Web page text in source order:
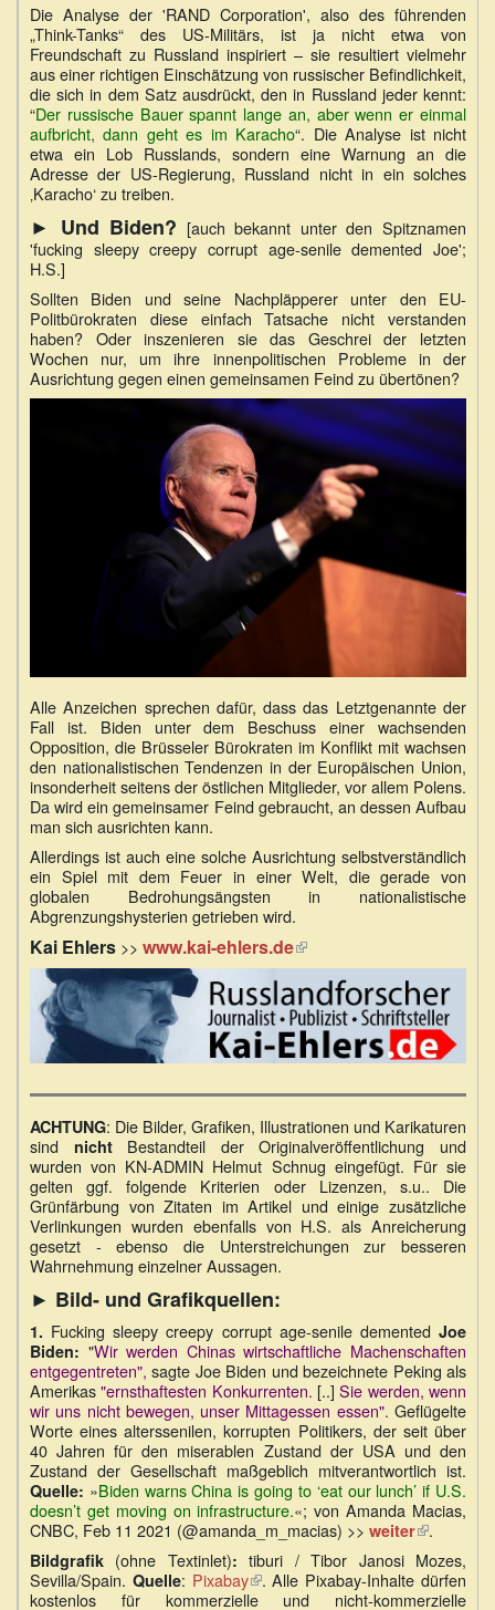
Die Analyse der 'RAND Corporation', also des führenden
„Think-Tanks“ des US-Militärs, ist ja nicht etwa von
Freundschaft zu Russland inspiriert – sie resultiert vielmehr
aus einer richtigen Einschätzung von russischer Befindlichkeit,
die sich in dem Satz ausdrückt, den in Russland jeder kennt:
“Der russische Bauer spannt lange an, aber wenn er einmal
aufbricht, dann geht es im Karacho“. Die Analyse ist nicht
etwa ein Lob Russlands, sondern eine Warnung an die
Adresse der US-Regierung, Russland nicht in ein solches
‚Karacho‘ zu treiben.
► Und Biden? [auch bekannt unter den Spitznamen
'fucking sleepy creepy corrupt age-senile demented Joe';
H.S.]
Sollten Biden und seine Nachpläpperer unter den EU-
Politbürokraten diese einfach Tatsache nicht verstanden
haben? Oder inszenieren sie das Geschrei der letzten
Wochen nur, um ihre innenpolitischen Probleme in der
Ausrichtung gegen einen gemeinsamen Feind zu übertönen?
Alle Anzeichen sprechen dafür, dass das Letztgenannte der
Fall ist. Biden unter dem Beschuss einer wachsenden
Opposition, die Brüsseler Bürokraten im Konflikt mit wachsen
den nationalistischen Tendenzen in der Europäischen Union,
insonderheit seitens der östlichen Mitglieder, vor allem Polens.
Da wird ein gemeinsamer Feind gebraucht, an dessen Aufbau
man sich ausrichten kann.
Allerdings ist auch eine solche Ausrichtung selbstverständlich
ein Spiel mit dem Feuer in einer Welt, die gerade von
globalen Bedrohungsängsten in nationalistische
Abgrenzungshysterien getrieben wird.
Kai Ehlers >> www.kai-ehlers.de(Link
ist
extern)
ACHTUNG: Die Bilder, Grafiken, Illustrationen und Karikaturen
sind nichtBestandteil der Originalveröffentlichung und
wurden von KN-ADMIN Helmut Schnug eingefügt. Für sie
gelten ggf. folgende Kriterien oder Lizenzen, s.u.. Die
Grünfärbung von Zitaten im Artikel und einige zusätzliche
Verlinkungen wurden ebenfalls von H.S. als Anreicherung
gesetzt - ebenso die Unterstreichungen zur besseren
Wahrnehmung einzelner Aussagen.
► Bild- und Grafikquellen:
1. Fucking sleepy creepy corrupt age-senile demented Joe
Biden: "Wir werden Chinas wirtschaftliche Machenschaften
entgegentreten",sagte Joe Biden und bezeichnete Peking als
Amerikas"ernsthaftesten Konkurrenten. [..]Sie werden, wenn
wir uns nicht bewegen, unser Mittagessen essen". Geflügelte
Worte eines alterssenilen, korrupten Politikers, der seit über
40 Jahren für den miserablen Zustand der USA und den
Zustand der Gesellschaft maßgeblich mitverantwortlich ist.
Quelle: »Biden warns China is going to ‘eat our lunch’ if U.S.
doesn’t get moving on infrastructure.«; von Amanda Macias,
CNBC, Feb 11 2021 (@amanda_m_macias) >> weiter(Link
ist
extern)
.
Bildgrafik (ohne Textinlet): tiburi / Tibor Janosi Mozes,
Sevilla/Spain. Quelle: Pixabay(Link
ist
. Alle Pixabay-Inhalte dürfen
kostenlos für kommerzielle und nicht-kommerzielle